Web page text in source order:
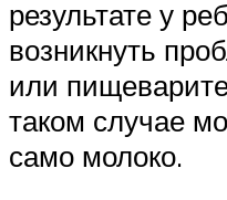
результате у
возникнуть
или
таком случае
само молоко.